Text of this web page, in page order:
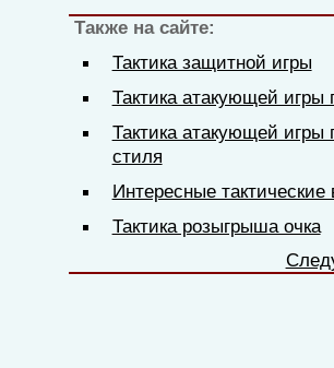
Также на сайте:
Тактика защитной игры
Тактика атакующей игры
Тактика атакующей игры
стиля
Интересные
Тактика розыгрыша очка